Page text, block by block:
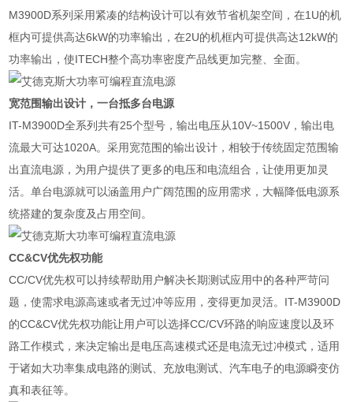
M3900D系列采用紧凑的结构设计可以有效节省机架空间，在1U的机
框内可提供高达6kW的功率输出，在2U的机框内可提供高达12kW的
功率输出，使ITECH整个高功率密度产品线更加完整、全面。
宽范围输出设计，一台抵多台电源
IT-M3900D全系列共有25个型号，输出电压从10V~1500V，输出电
流最大可达1020A。采用宽范围的输出设计，相较于传统固定范围输
出直流电源，为用户提供了更多的电压和电流组合，让使用更加灵
活。单台电源就可以涵盖用户广阔范围的应用需求，大幅降低电源系
统搭建的复杂度及占用空间。
CC&CV优先权功能
CC/CV优先权可以持续帮助用户解决长期测试应用中的各种严苛问
题，使需求电源高速或者无过冲等应用，变得更加灵活。IT-M3900D
的CC&CV优先权功能让用户可以选择CC/CV环路的响应速度以及环
路工作模式，来决定输出是电压高速模式还是电流无过冲模式，适用
于诸如大功率集成电路的测试、充放电测试、汽车电子的电源瞬变仿
真和表征等。